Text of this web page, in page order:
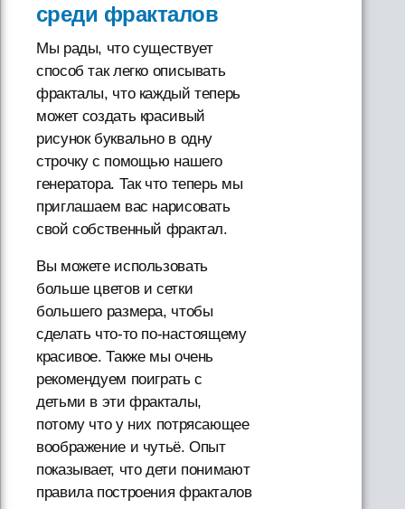
среди фракталов
Мы рады, что существует
способ так легко описывать
фракталы, что каждый теперь
может создать красивый
рисунок буквально в одну
строчку с помощью нашего
генератора. Так что теперь мы
приглашаем вас нарисовать
свой собственный фрактал.
Вы можете использовать
больше цветов и сетки
большего размера, чтобы
сделать что-то по-настоящему
красивое. Также мы очень
рекомендуем поиграть с
детьми в эти фракталы,
потому что у них потрясающее
воображение и чутьё. Опыт
показывает, что дети понимают
правила построения фракталов